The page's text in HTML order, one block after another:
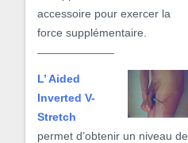
accessoire pour exercer la
force supplémentaire.
L’ Aided
Inverted V-
Stretch
permet d’obtenir un niveau de